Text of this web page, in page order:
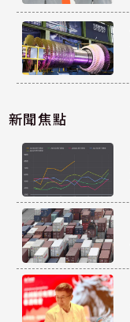
新聞焦點